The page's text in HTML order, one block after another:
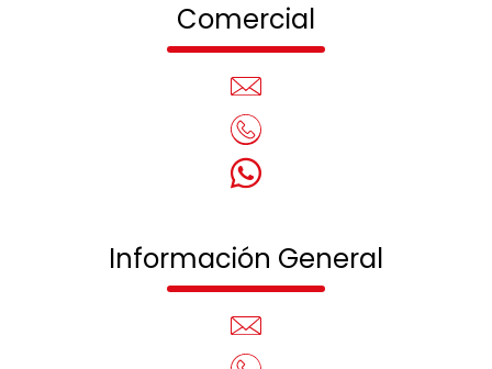
Comercial
Información General